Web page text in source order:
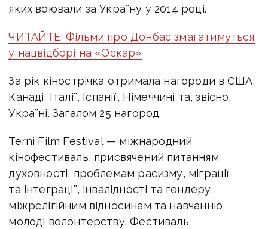
яких воювали за Україну у 2014 році.
ЧИТАЙТЕ: Фільми про Донбас змагатимуться
у нацвідборі на «Оскар»
За рік кінострічка отримала нагороди в США,
Канаді, Італії, Іспанії, Німеччині та, звісно,
Україні. Загалом 25 нагород.
Terni Film Festival — міжнародний
кінофестиваль, присвячений питанням
духовності, проблемам расизму, міграції
та інтеграції, інвалідності та гендеру,
міжрелігійним відносинам та навчанню
молоді волонтерству. Фестиваль